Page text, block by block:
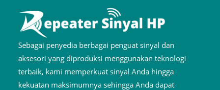
Sebagai penyedia berbagai penguat sinyal dan
aksesori yang diproduksi menggunakan teknologi
terbaik, kami memperkuat sinyal Anda hingga
kekuatan maksimumnya sehingga Anda dapat